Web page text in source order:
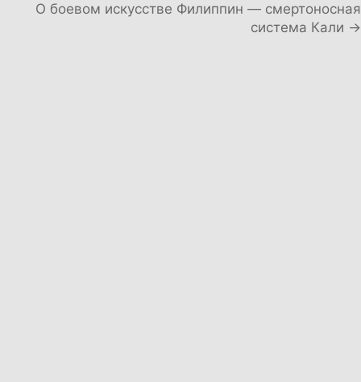
О боевом искусстве Филиппин — смертоносная
система Кали →